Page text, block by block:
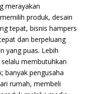
merayakan
produk, desain
tepat, bisnis hampers
dan berpeluang
yang puas. Lebih
membutuhkan
banyak pengusaha
rumah, membeli